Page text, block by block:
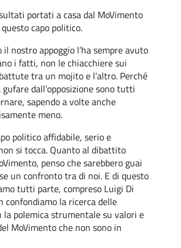
portati a casa dal MoVimento
capo politico.
il nostro appoggio l’ha sempre avuto
i fatti, non le chiacchiere sui
tra un mojito e l’altro. Perché
dall’opposizione sono tutti
sapendo a volte anche
meno.
politico affidabile, serio e
si tocca. Quanto al dibattito
penso che sarebbero guai
un confronto tra di noi. E di questo
tutti parte, compreso Luigi Di
confondiamo la ricerca delle
la polemica strumentale su valori e
MoVimento che non sono in